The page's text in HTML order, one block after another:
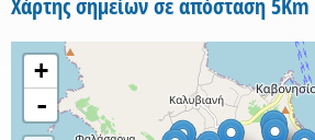
Χάρτης σημείων σε απόσταση 5Km
+
-